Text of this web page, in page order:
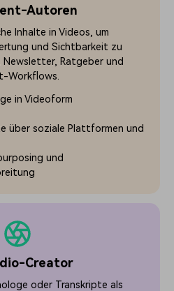
Autoren
Inhalte in Videos, um
und Sichtbarkeit zu
Newsletter, Ratgeber und
Workflows.
in Videoform
über soziale Plattformen und
und
Creator
oder Transkripte als